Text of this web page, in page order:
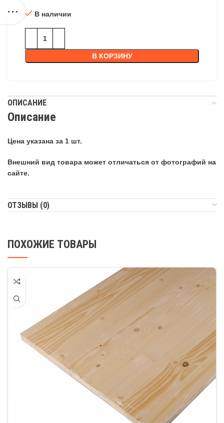
В наличии
В КОРЗИНУ
ОПИСАНИЕ
Описание
Цена указана за 1 шт.
Внешний вид товара может отличаться от фотографий на
сайте.
ОТЗЫВЫ (0)
ПОХОЖИЕ ТОВАРЫ